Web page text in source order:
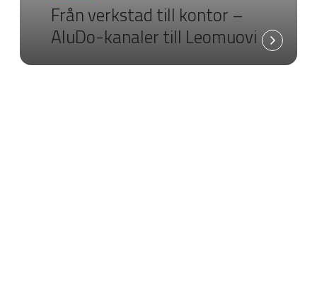
Från verkstad till kontor –
AluDo-kanaler till Leomuovi